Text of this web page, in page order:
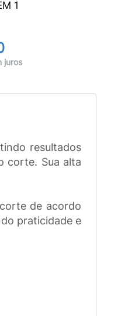
1
juros
resultados
corte. Sua alta
de acordo
praticidade e